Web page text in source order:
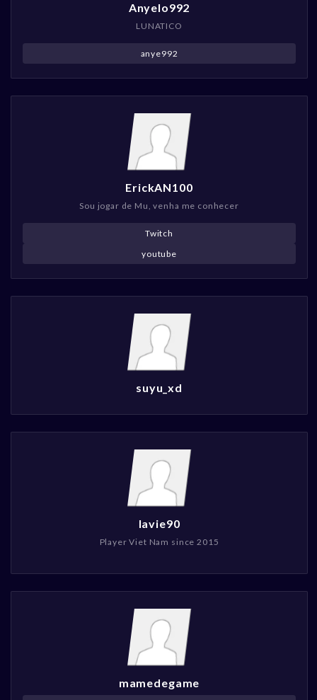
Anyelo992
LUNATICO
anye992
ErickAN100
Sou jogar de Mu, venha me conhecer
Twitch
youtube
suyu_xd
lavie90
Player Viet Nam since 2015
mamedegame